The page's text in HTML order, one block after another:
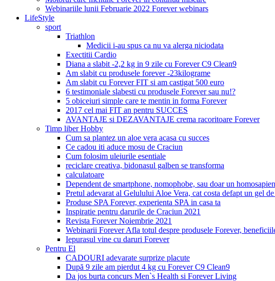
Webinariile lunii Februarie 2022 Forever webinars
LifeStyle
sport
Triathlon
Medicii i-au spus ca nu va alerga niciodata
Exectitii Cardio
Diana a slabit -2,2 kg in 9 zile cu Forever C9 Clean9
Am slabit cu produsele forever -23kilograme
Am slabit cu Forever FIT si am castigat 500 euro
6 testimoniale slabesti cu produsele Forever sau nu!?
5 obiceiuri simple care te mentin in forma Forever
2017 cel mai FIT an pentru SUCCES
AVANTAJE si DEZAVANTAJE crema racoritoare Forever
Timp liber Hobby
Cum sa plantez un aloe vera acasa cu succes
Ce cadou iti aduce mosu de Craciun
Cum folosim uleiurile esentiale
reciclare creativa, bidonasul galben se transforma
calculatoare
Dependent de smartphone, nomophobe, sau doar un
Pretul adevarat al Gelulului Aloe Vera, cat costa defapt un gel
Produse SPA Forever, experienta SPA in casa ta
Inspiratie pentru darurile de Craciun 2021
Revista Forever Noiembrie 2021
Webinarii Forever Afla totul despre produsele Forever,
Iepurasul vine cu daruri Forever
Pentru El
CADOURI adevarate surprize placute
După 9 zile am pierdut 4 kg cu Forever C9 Clean9
Da jos burta concurs Men`s Health si Forever Living